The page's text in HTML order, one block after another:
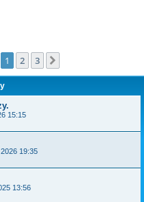
1 2 3
15:15
19:35
13:56